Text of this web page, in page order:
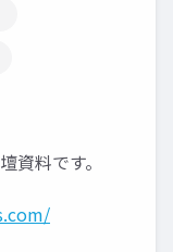
料です。